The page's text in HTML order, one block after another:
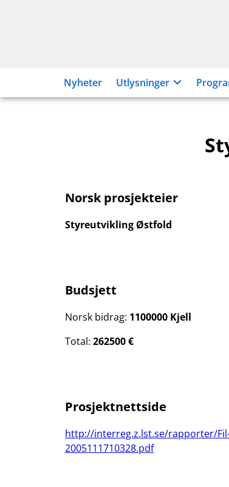
Nyheter Utlysninger
Norsk prosjekteier
Styreutvikling Østfold
Budsjett
Norsk bidrag: 1100000 Kjell
Total: 262500 €
Prosjektnettside
http://interreg.z.lst.se/rapporter/
2005111710328.pdf